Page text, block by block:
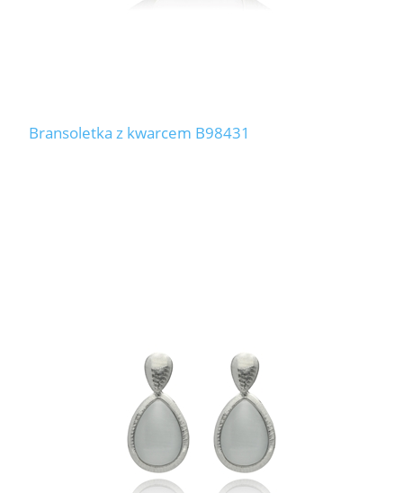
Bransoletka z kwarcem B98431